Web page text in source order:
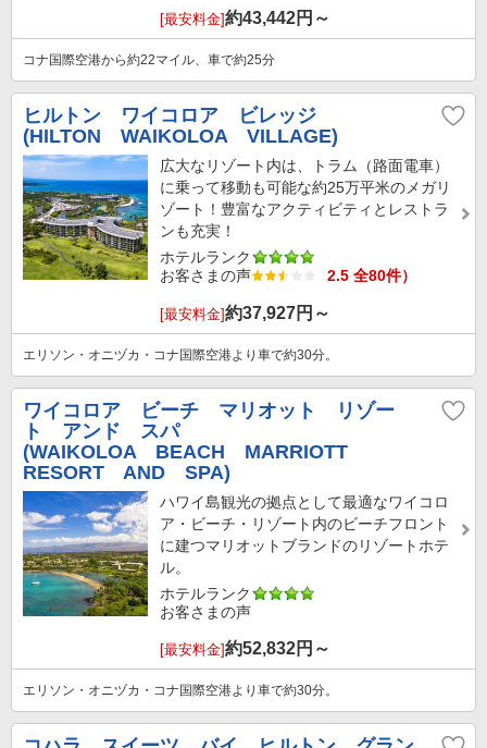
[最安料金]約43,442円～
コナ国際空港から約22マイル、車で約25分
ヒルトン ワイコロア ビレッジ
(HILTON WAIKOLOA VILLAGE)
広大なリゾート内は、トラム（路面電車）
に乗って移動も可能な約25万平米のメガリ
ゾート！豊富なアクティビティとレストラ
ンも充実！
ホテルランク
お客さまの声
2.5 全80件）
[最安料金]約37,927円～
エリソン・オニヅカ・コナ国際空港より車で約30分。
ワイコロア ビーチ マリオット リゾー
ト アンド スパ
(WAIKOLOA BEACH MARRIOTT
RESORT AND SPA)
ハワイ島観光の拠点として最適なワイコロ
ア・ビーチ・リゾート内のビーチフロント
に建つマリオットブランドのリゾートホテ
ル。
ホテルランク
お客さまの声
[最安料金]約52,832円～
エリソン・オニヅカ・コナ国際空港より車で約30分。